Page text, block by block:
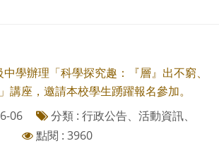
學辦理「科學探究趣：『層』出不窮、
講座，邀請本校學生踴躍報名參加。
06
分類 : 行政公告、活動資訊、
點閱 : 3960